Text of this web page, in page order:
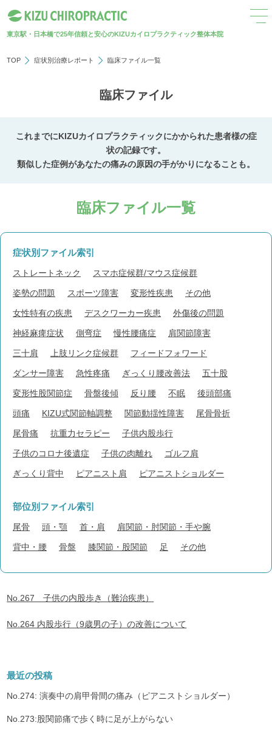
東京駅・日本橋で25年信頼と安心のKIZUカイロプラクティック整体本院
TOP 症状別治療レポート 臨床ファイル一覧
臨床ファイル
これまでにKIZUカイロプラクティックにかかられた患者様の症
状の記録です。
類似した症例があなたの痛みの原因の手がかりになることも。
臨床ファイル一覧
症状別ファイル索引
ストレートネック スマホ症候群/マウス症候群
姿勢の問題 スポーツ障害 変形性疾患 その他
女性特有の疾患 デスクワーカー疾患 外傷後の問題
神経麻痺症状 側弯症 慢性腰痛症 肩関節障害
三十肩 上肢リンク症候群 フィードフォワード
ダンサー障害 急性疼痛 ぎっくり腰改善法 五十股
変形性股関節症 骨盤後傾 反り腰 不眠 後頭部痛
頭痛 KIZU式関節軸調整 関節動揺性障害 尾骨骨折
尾骨痛 抗重力セラピー 子供内股歩行
子供のコロナ後遺症 子供の肉離れ ゴルフ肩
ぎっくり背中 ピアニスト肩 ピアニストショルダー
部位別ファイル索引
尾骨 頭・顎 首・肩 肩関節・肘関節・手や腕
背中・腰 骨盤 膝関節・股関節 足 その他
No.267 子供の内股歩き（難治疾患）
No.264 内股歩行（9歳男の子）の改善について
最近の投稿
No.274: 演奏中の肩甲骨間の痛み（ピアニストショルダー）
No.273:股関節痛で歩く時に足が上がらない